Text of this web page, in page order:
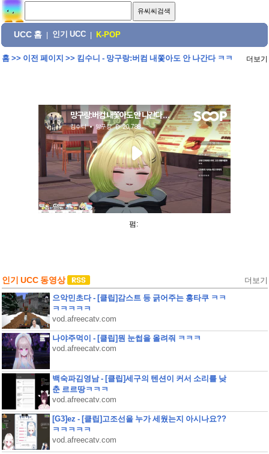
UCC 홈 인기 UCC K-POP
홈>> 이전 페이지 >> 킴수니 - 망구랑:버컴 내쫓아도 안 나간다 ㅋㅋ 더보기
펌:
인기 UCC 동영상 더보기
으악민초다 - [클립]감스트 등 긁어주는 홍타쿠 ㅋㅋ
ㅋㅋㅋㅋㅋ
vod.afreecatv.com
나야주먹이 - [클립]뭔 눈썹을 올려줘 ㅋㅋㅋ
vod.afreecatv.com
백숙파김영남 - [클립]세구의 텐션이 커서 소리를 낮
춘 르르땅ㅋㅋㅋ
vod.afreecatv.com
[G3]ez - [클립]고조선을 누가 세웠는지 아시나요??
ㅋㅋㅋㅋㅋ
vod.afreecatv.com